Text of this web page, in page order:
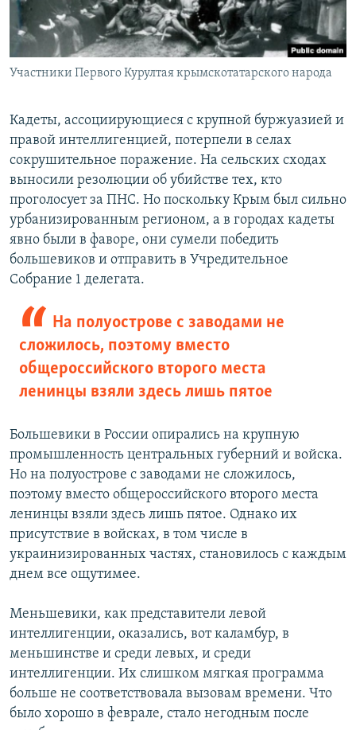
Участники Первого Курултая крымскотатарского народа
Кадеты, ассоциирующиеся с крупной буржуазией и
правой интеллигенцией, потерпели в селах
сокрушительное поражение. На сельских сходах
выносили резолюции об убийстве тех, кто
проголосует за ПНС. Но поскольку Крым был сильно
урбанизированным регионом, а в городах кадеты
явно были в фаворе, они сумели победить
большевиков и отправить в Учредительное
Собрание 1 делегата.
На полуострове с заводами не
сложилось, поэтому вместо
общероссийского второго места
ленинцы взяли здесь лишь пятое
Большевики в России опирались на крупную
промышленность центральных губерний и войска.
Но на полуострове с заводами не сложилось,
поэтому вместо общероссийского второго места
ленинцы взяли здесь лишь пятое. Однако их
присутствие в войсках, в том числе в
украинизированных частях, становилось с каждым
днем все ощутимее.
Меньшевики, как представители левой
интеллигенции, оказались, вот каламбур, в
меньшинстве и среди левых, и среди
интеллигенции. Их слишком мягкая программа
больше не соответствовала вызовам времени. Что
было хорошо в феврале, стало негодным после